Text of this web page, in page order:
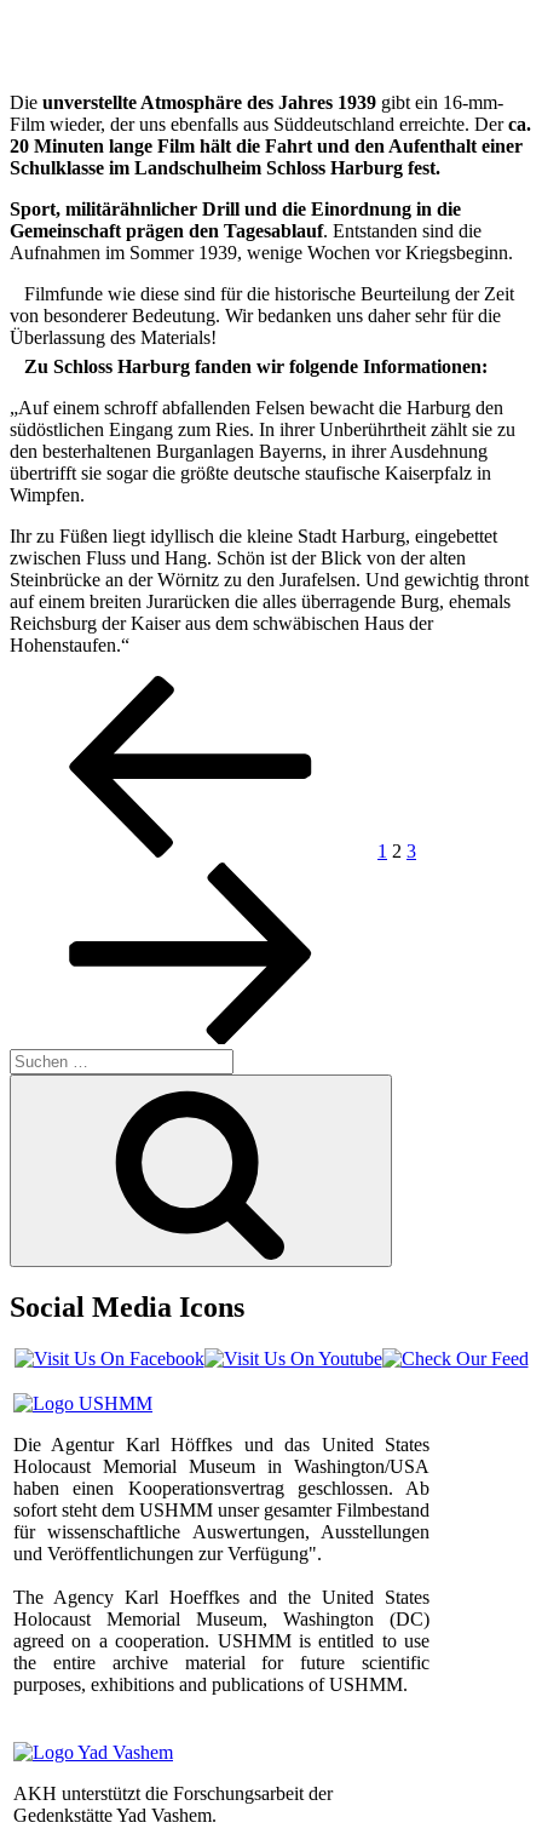
Die unverstellte Atmosphäre des Jahres 1939 gibt ein 16-mm-
Film wieder, der uns ebenfalls aus Süddeutschland erreichte. Derca.
20 Minuten lange Film hält die Fahrt und den Aufenthalt einer
Schulklasse im Landschulheim Schloss Harburg fest.
Sport, militärähnlicher Drill und die Einordnung in die
Gemeinschaft prägen den Tagesablauf. Entstanden sind die
Aufnahmen im Sommer 1939, wenige Wochen vor Kriegsbeginn.
Filmfunde wie diese sind für die historische Beurteilung der Zeit
von besonderer Bedeutung. Wir bedanken uns daher sehr für die
Überlassung des Materials!
Zu Schloss Harburg fanden wir folgende Informationen:
„Auf einem schroff abfallenden Felsen bewacht die Harburg den
südöstlichen Eingang zum Ries. In ihrer Unberührtheit zählt sie zu
den besterhaltenen Burganlagen Bayerns, in ihrer Ausdehnung
übertrifft sie sogar die größte deutsche staufische Kaiserpfalz in
Wimpfen.
Ihr zu Füßen liegt idyllisch die kleine Stadt Harburg, eingebettet
zwischen Fluss und Hang. Schön ist der Blick von der alten
Steinbrücke an der Wörnitz zu den Jurafelsen. Und gewichtig thront
auf einem breiten Jurarücken die alles überragende Burg, ehemals
Reichsburg der Kaiser aus dem schwäbischen Haus der
Hohenstaufen.“
Seitennummerierung
Beiträge
1 2 3
Suchen
nach:
Social Media Icons
Die Agentur Karl Höffkes und das United States
Holocaust Memorial Museum in Washington/USA
haben einen Kooperationsvertrag geschlossen. Ab
sofort steht dem USHMM unser gesamter Filmbestand
für wissenschaftliche Auswertungen, Ausstellungen
und Veröffentlichungen zur Verfügung".
The Agency Karl Hoeffkes and the United States
Holocaust Memorial Museum, Washington (DC)
agreed on a cooperation. USHMM is entitled to use
the entire archive material for future scientific
purposes, exhibitions and publications of USHMM.
AKH unterstützt die Forschungsarbeit der
Gedenkstätte Yad Vashem.